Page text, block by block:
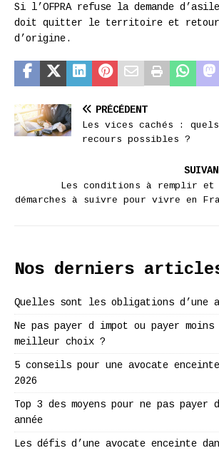
Si l’OFPRA refuse la demande
doit quitter le territoire et
d’origine.
PRÉCÉDENT
Les vices cachés :
recours possibles ?
Les conditions à remplir et
démarches à suivre pour vivre en
Nos derniers
Quelles sont les obligations d’une
Ne pas payer d impot ou payer
meilleur choix ?
5 conseils pour une avocate
2026
Top 3 des moyens pour ne pas payer
année
Les défis d’une avocate enceinte